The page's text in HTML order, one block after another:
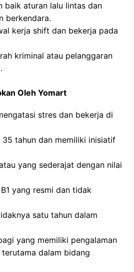
baik aturan lalu lintas dan
berkendara.
kerja shift dan bekerja pada
kriminal atau pelanggaran
Oleh Yomart
stres dan bekerja di
tahun dan memiliki inisiatif
yang sederajat dengan nilai
yang resmi dan tidak
satu tahun dalam
yang memiliki pengalaman
dalam bidang